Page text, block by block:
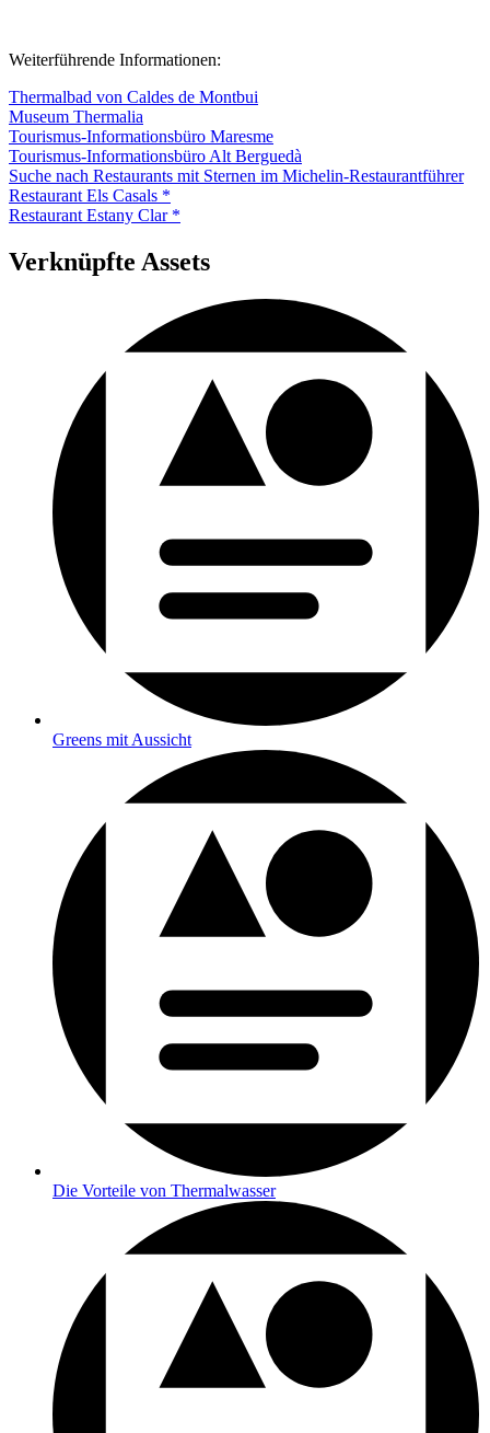
Weiterführende Informationen:
Thermalbad von Caldes de Montbui
Museum Thermalia
Tourismus-Informationsbüro Maresme
Tourismus-Informationsbüro Alt Berguedà
Suche nach Restaurants mit Sternen im Michelin-Restaurantführer
Restaurant Els Casals *
Restaurant Estany Clar *
Verknüpfte Assets
Greens mit Aussicht
Die Vorteile von Thermalwasser